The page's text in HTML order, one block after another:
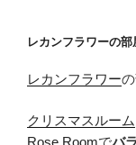
レカンフラワーの部
レカンフラワー
クリスマスルーム